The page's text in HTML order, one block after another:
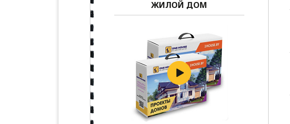
ЖИЛОЙ ДОМ